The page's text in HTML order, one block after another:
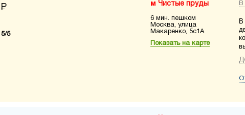
Р
5/5
Чистые пруды
6 мин. пешком
Москва, улица
Макаренко, 5с1А
Показать на карте
В
В